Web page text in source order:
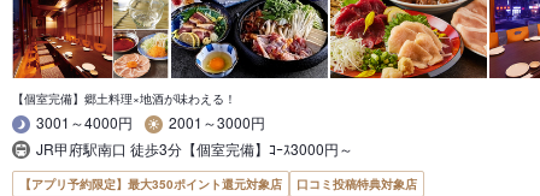
【個室完備】郷土料理×地酒が味わえる！
3001～4000円
2001～3000円
JR甲府駅南口 徒歩3分【個室完備】ｺｰｽ3000円～
【アプリ予約限定】最大350ポイント還元対象店
口コミ投稿特典対象店